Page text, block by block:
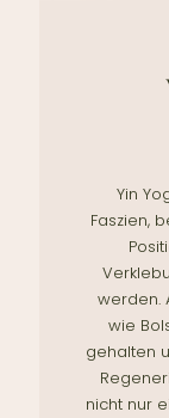
Yin
Faszien,
werden.
wie
gehalten
nicht nur